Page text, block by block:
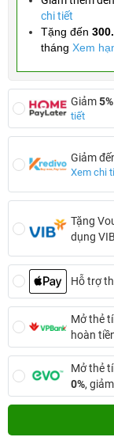
chi tiết
Tặng đến
tháng Xem
Giảm5%
tiết
Giảm
Xem chi
Tặng
dụng VIB
Hỗ trợ
Mở thẻ
hoàn
Mở thẻ
0%,